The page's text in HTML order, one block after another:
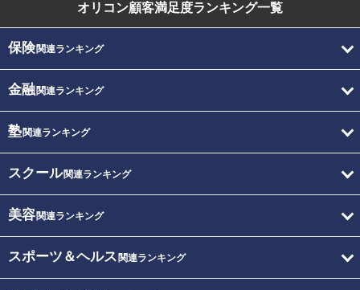
オリコン顧客満足度ランキング一覧
保険関連ランキング
金融関連ランキング
塾関連ランキング
スクール関連ランキング
美容関連ランキング
スポーツ＆ヘルス 関連ランキング